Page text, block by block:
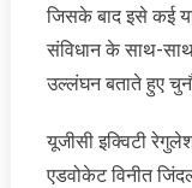
जिसके बाद इसे कई
संविधान के साथ-
उल्लंघन बताते हुए
यूजीसी इक्विटी
एडवोकेट विनीत